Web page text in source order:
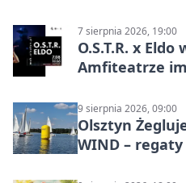
7 sierpnia 2026, 19:00
O.S.T.R. x
Amfiteatrze
9 sierpnia 2026, 09:00
Olsztyn
WIND –